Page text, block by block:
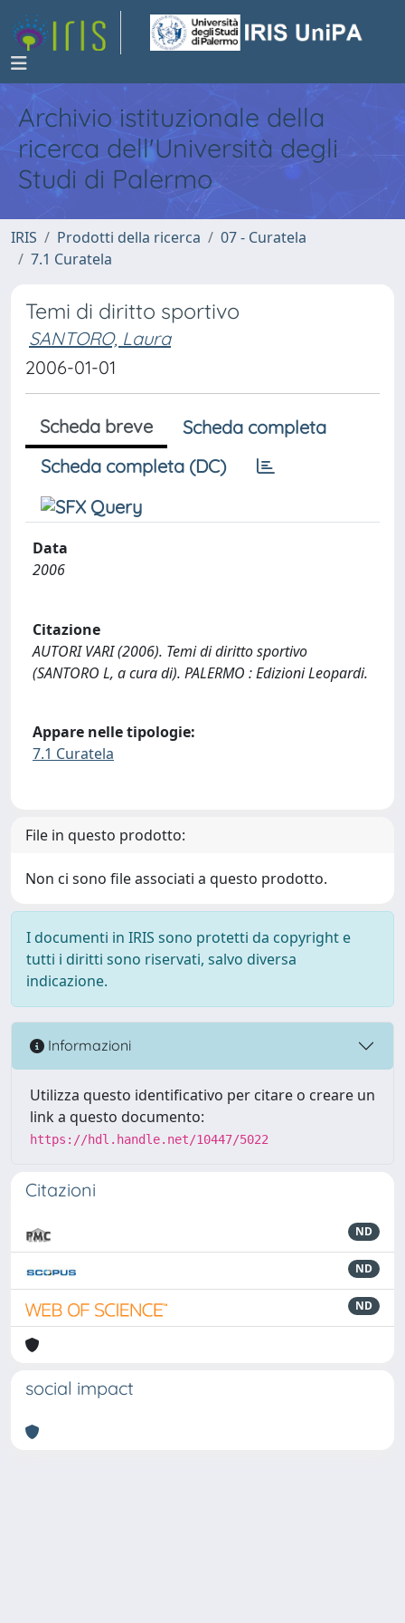
Archivio istituzionale della
ricerca dell'Università degli
Studi di Palermo
IRIS Prodotti della ricerca
07 - Curatela
7.1 Curatela
Temi di diritto sportivo
SANTORO, Laura
2006-01-01
Scheda breve
Scheda completa
Scheda completa (DC)
Data
2006
Citazione
AUTORI VARI (2006). Temi di diritto sportivo
(SANTORO L, a cura di). PALERMO : Edizioni Leopardi.
Appare nelle tipologie:
7.1 Curatela
File in questo prodotto:
Non ci sono file associati a questo prodotto.
I documenti in IRIS sono protetti da copyright e
tutti i diritti sono riservati, salvo diversa
indicazione.
Informazioni
Utilizza questo identificativo per citare o creare un
link a questo documento:
https://hdl.handle.net/10447/5022
Citazioni
ND
ND
ND
social impact